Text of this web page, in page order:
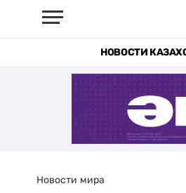
НОВОСТИ
Новости мира